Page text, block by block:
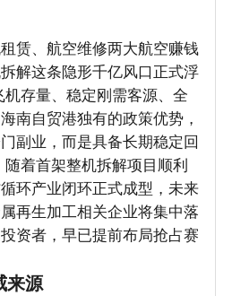
赁、航空维修两大航空赚钱
解这条隐形千亿风口正式浮
存量、稳定刚需客源、全
南自贸港独有的政策优势，
副业，而是具备长期稳定回
着首架整机拆解项目顺利
环产业闭环正式成型，未来
再生加工相关企业将集中落
资者，早已提前布局抢占赛
来源